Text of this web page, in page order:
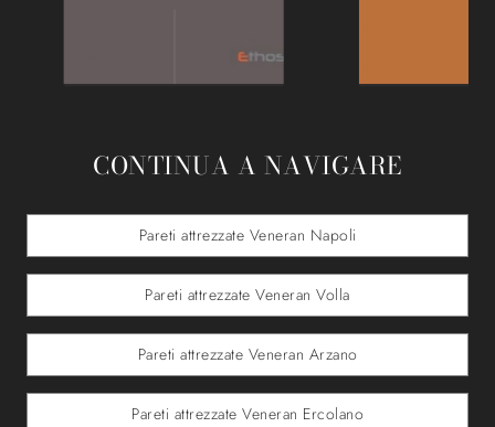
CONTINUA A NAVIGARE
Pareti attrezzate Veneran Napoli
Pareti attrezzate Veneran Volla
Pareti attrezzate Veneran Arzano
Pareti attrezzate Veneran Ercolano